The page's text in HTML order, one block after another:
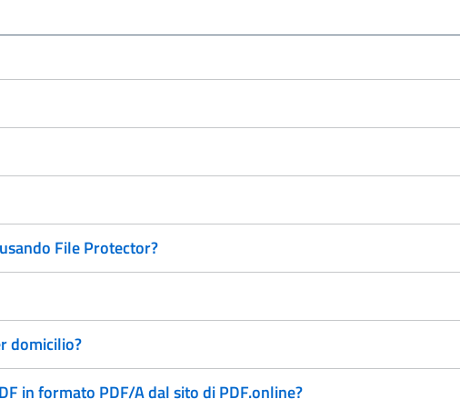
File Protector?
domicilio?
in formato PDF/A dal sito di PDF.online?